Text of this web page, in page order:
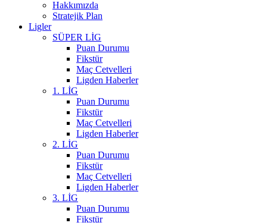
Hakkımızda
Stratejik Plan
Ligler
SÜPER LİG
Puan Durumu
Fikstür
Maç Cetvelleri
Ligden Haberler
1. LİG
Puan Durumu
Fikstür
Maç Cetvelleri
Ligden Haberler
2. LİG
Puan Durumu
Fikstür
Maç Cetvelleri
Ligden Haberler
3. LİG
Puan Durumu
Fikstür